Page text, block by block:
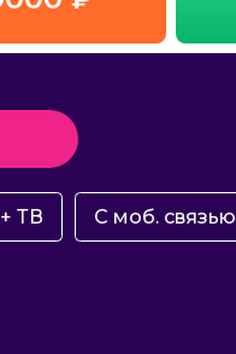
ТВ С моб. связью